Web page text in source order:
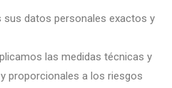
sus datos personales exactos y
las medidas técnicas y
proporcionales a los riesgos